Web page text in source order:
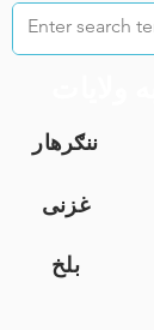
ننګرهار
غزنی
بلخ